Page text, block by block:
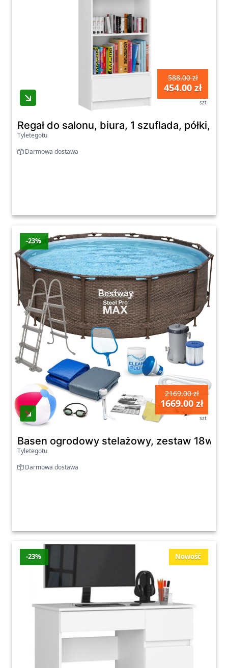
588.00 zł
454.00 zł
szt
Regał do salonu, biura, 1 szuflada, półki,
Tyletegotu
Darmowa dostawa
-23%
2169.00 zł
1669.00 zł
szt
Basen ogrodowy stelażowy, zestaw 18w1,
Tyletegotu
Darmowa dostawa
Nowość
-23%